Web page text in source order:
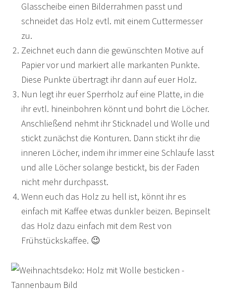
Glasscheibe einen Bilderrahmen passt und
schneidet das Holz evtl. mit einem Cuttermesser
zu.
Zeichnet euch dann die gewünschten Motive auf
Papier vor und markiert alle markanten Punkte.
Diese Punkte übertragt ihr dann auf euer Holz.
Nun legt ihr euer Sperrholz auf eine Platte, in die
ihr evtl. hineinbohren könnt und bohrt die Löcher.
Anschließend nehmt ihr Sticknadel und Wolle und
stickt zunächst die Konturen. Dann stickt ihr die
inneren Löcher, indem ihr immer eine Schlaufe lasst
und alle Löcher solange bestickt, bis der Faden
nicht mehr durchpasst.
Wenn euch das Holz zu hell ist, könnt ihr es
einfach mit Kaffee etwas dunkler beizen. Bepinselt
das Holz dazu einfach mit dem Rest von
Frühstückskaffee. 😉